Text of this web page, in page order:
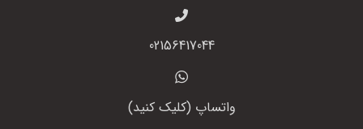
02156417044
واتساپ (کلیک کنید)